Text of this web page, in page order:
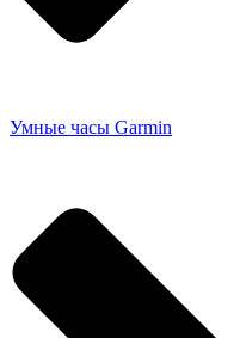
Умные часы Garmin